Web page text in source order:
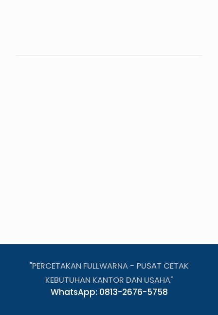
"PERCETAKAN FULLWARNA - PUSAT CETAK
KEBUTUHAN KANTOR DAN USAHA"
WhatsApp: 0813-2676-5758